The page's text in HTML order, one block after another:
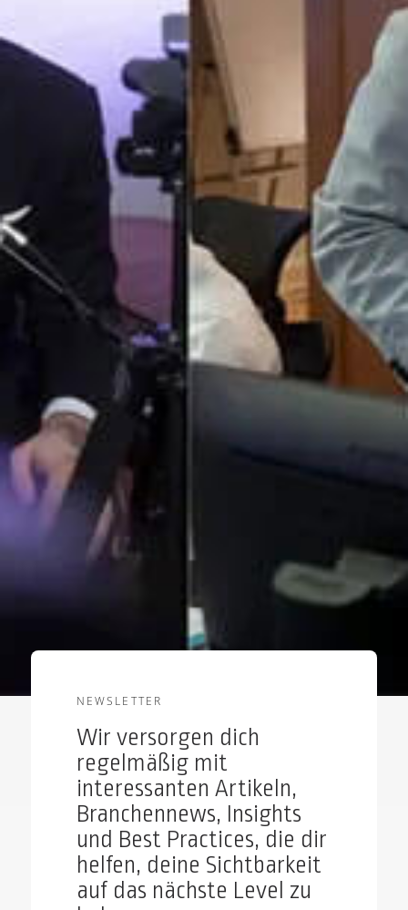
NEWSLETTER
Wir versorgen dich
regelmäßig mit
interessanten Artikeln,
Branchennews, Insights
und Best Practices, die dir
helfen, deine Sichtbarkeit
auf das nächste Level zu